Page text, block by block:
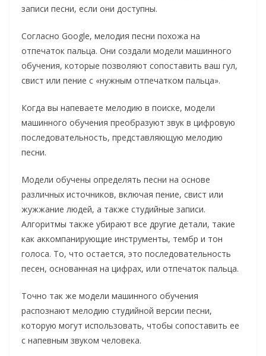
записи песни, если они доступны.
Согласно Google, мелодия песни похожа на
отпечаток пальца. Они создали модели машинного
обучения, которые позволяют сопоставить ваш гул,
свист или пение с «нужным отпечатком пальца».
Когда вы напеваете мелодию в поиске, модели
машинного обучения преобразуют звук в цифровую
последовательность, представляющую мелодию
песни.
Модели обучены определять песни на основе
различных источников, включая пение, свист или
жужжание людей, а также студийные записи.
Алгоритмы также убирают все другие детали, такие
как аккомпанирующие инструменты, тембр и тон
голоса. То, что остается, это последовательность
песен, основанная на цифрах, или отпечаток пальца.
Точно так же модели машинного обучения
распознают мелодию студийной версии песни,
которую могут использовать, чтобы сопоставить ее
с напевным звуком человека.